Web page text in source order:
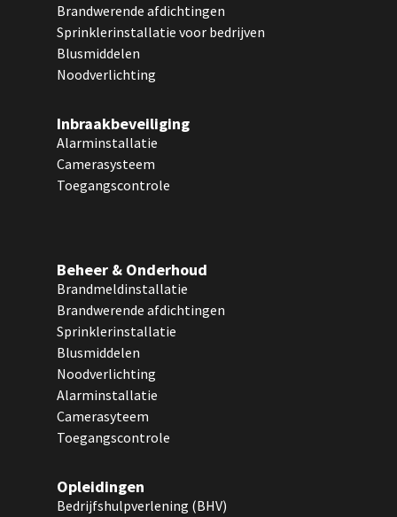
Brandwerende afdichtingen
Sprinklerinstallatie voor bedrijven
Blusmiddelen
Noodverlichting
Inbraakbeveiliging
Alarminstallatie
Camerasysteem
Toegangscontrole
Beheer & Onderhoud
Brandmeldinstallatie
Brandwerende afdichtingen
Sprinklerinstallatie
Blusmiddelen
Noodverlichting
Alarminstallatie
Camerasyteem
Toegangscontrole
Opleidingen
Bedrijfshulpverlening (BHV)